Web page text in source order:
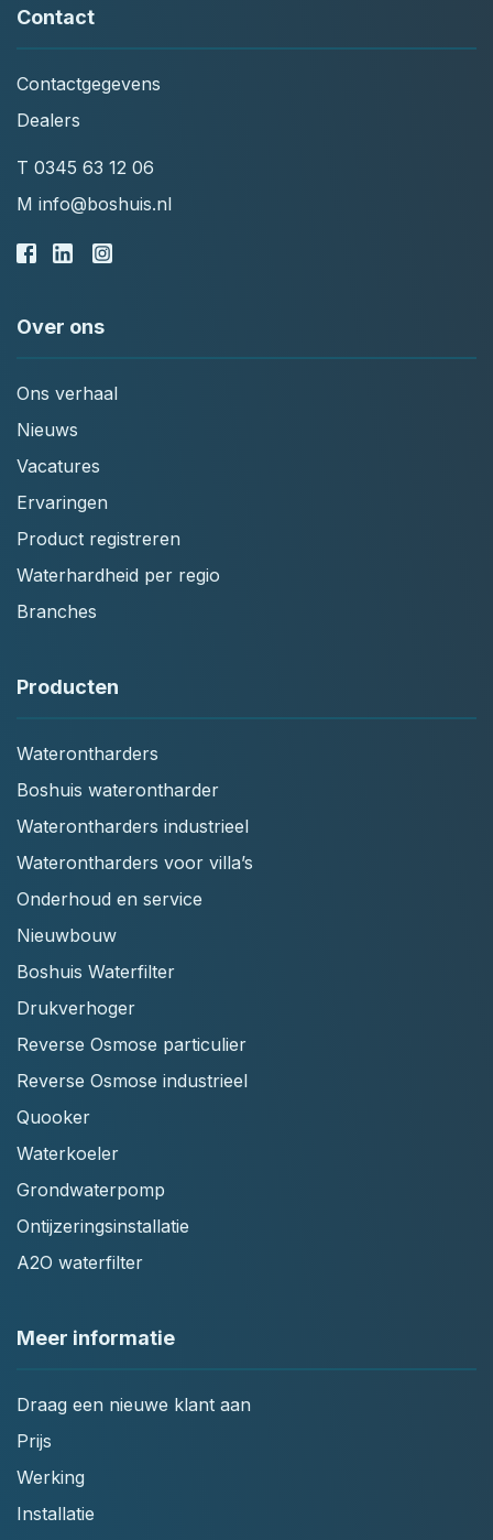
Contact
Contactgegevens
Dealers
T 0345 63 12 06
M info@boshuis.nl
Over ons
Ons verhaal
Nieuws
Vacatures
Ervaringen
Product registreren
Waterhardheid per regio
Branches
Producten
Waterontharders
Boshuis waterontharder
Waterontharders industrieel
Waterontharders voor villa’s
Onderhoud en service
Nieuwbouw
Boshuis Waterfilter
Drukverhoger
Reverse Osmose particulier
Reverse Osmose industrieel
Quooker
Waterkoeler
Grondwaterpomp
Ontijzeringsinstallatie
A2O waterfilter
Meer informatie
Draag een nieuwe klant aan
Prijs
Werking
Installatie